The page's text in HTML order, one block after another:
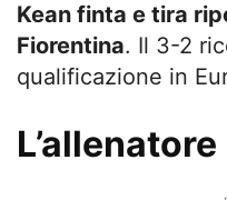
Kean finta e tira
Fiorentina. Il 3-2
qualificazione in
L’allenatore